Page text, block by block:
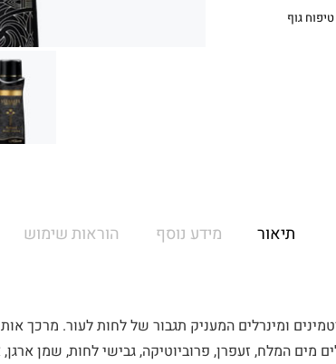
גוף
תיאור מידע נוסף הוראות שימוש
ומינרלים המעניק תגבור של לחות לעור. מרכך
מים המלח, זעפרן, פרוביוטיקה, גבישי לחות, שמן